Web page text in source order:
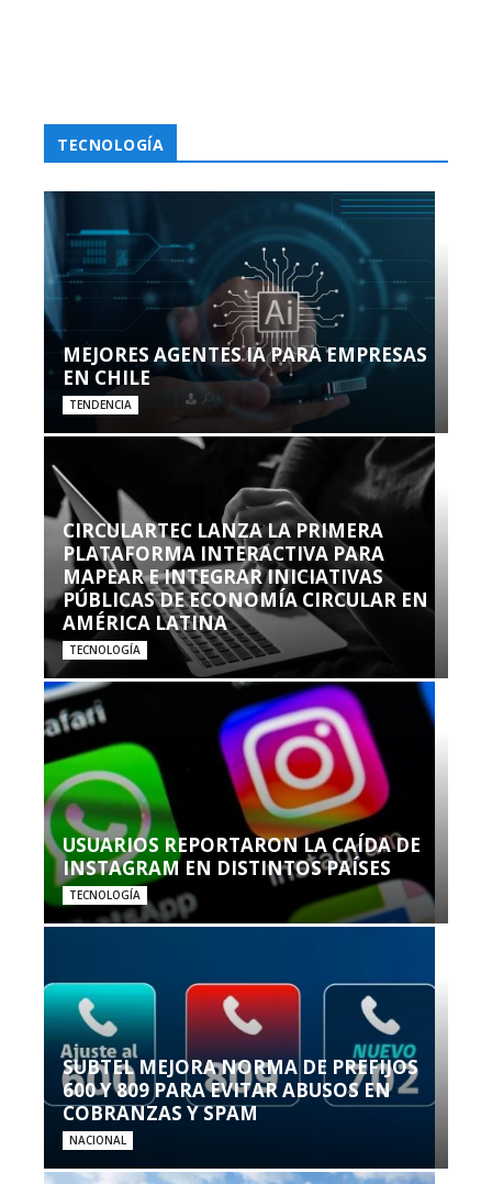
TECNOLOGÍA
MEJORES AGENTES IA PARA EMPRESAS
EN CHILE
TENDENCIA
CIRCULARTEC LANZA LA PRIMERA
PLATAFORMA INTERACTIVA PARA
MAPEAR E INTEGRAR INICIATIVAS
PÚBLICAS DE ECONOMÍA CIRCULAR EN
AMÉRICA LATINA
TECNOLOGÍA
USUARIOS REPORTARON LA CAÍDA DE
INSTAGRAM EN DISTINTOS PAÍSES
TECNOLOGÍA
SUBTEL MEJORA NORMA DE PREFIJOS
600 Y 809 PARA EVITAR ABUSOS EN
COBRANZAS Y SPAM
NACIONAL